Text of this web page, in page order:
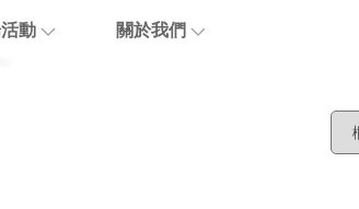
動 關於我們